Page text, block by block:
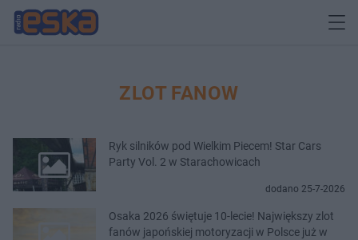
ZLOT FANOW
Ryk silników pod Wielkim Piecem! Star Cars
Party Vol. 2 w Starachowicach
dodano 25-7-2026
Osaka 2026 świętuje 10-lecie! Największy zlot
fanów japońskiej motoryzacji w Polsce już w